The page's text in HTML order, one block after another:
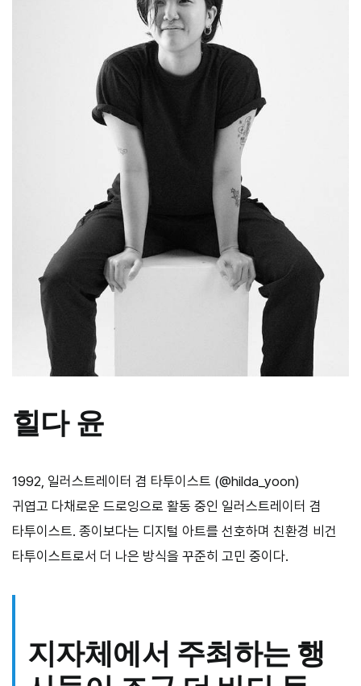
힐다 윤
1992, 일러스트레이터 겸 타투이스트 (@hilda_yoon)
귀엽고 다채로운 드로잉으로 활동 중인 일러스트레이터 겸
타투이스트. 종이보다는 디지털 아트를 선호하며 친환경 비건
타투이스트로서 더 나은 방식을 꾸준히 고민 중이다.
지자체에서 주최하는 행